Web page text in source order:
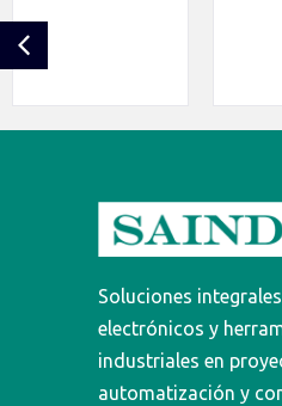
Soluciones
electrónicos y
industriales en
automatización y